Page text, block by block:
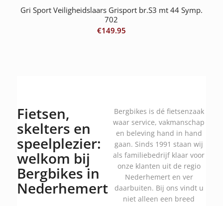
Gri Sport Veiligheidslaars Grisport br.S3 mt 44 Symp.
702
€149.95
Fietsen,
skelters en
speelplezier:
welkom bij
Bergbikes in
Nederhemert
Bergbikes is dé fietsenzaak
waar service, vakmanschap
en beleving hand in hand
gaan. Sinds 1991 staan wij
als familiebedrijf klaar voor
onze klanten uit de regio
Nederhemert en ver
daarbuiten. Bij ons vindt u
niet alleen een breed